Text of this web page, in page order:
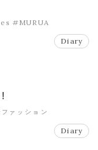
#MURUA
Diary
ァッション
Diary